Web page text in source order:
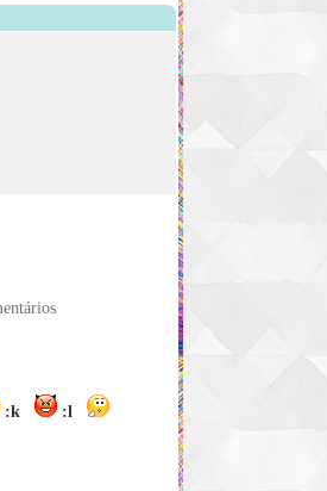
:k
:l